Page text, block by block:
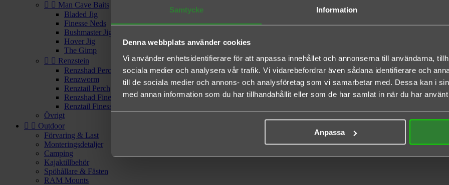
Samtycke Information
Denna webbplats använder cookies
Vi använder enhetsidentifierare för att anpassa innehållet och annonserna till användarna,
sociala medier och analysera vår trafik. Vi vidarebefordrar även sådana identifierare och
till de sociala medier och annons- och analysföretag som vi samarbetar med. Dessa kan i
med annan information som du har tillhandahållit eller som de har samlat in när du har
Anpassa
  Man Cave Baits
Bladed Jig
Finesse Neds
Bushmaster Jighead
Hover Jig
The Gimp
  Renzstein
Renzshad Perch
Renzworm
Renztail Perch
Renzshad Finesse
Renztail Finesse
Övrigt
  Outdoor
Förvaring & Last
Monteringsdetaljer
Camping
Kajaktillbehör
Spöhållare & Fästen
RAM Mounts